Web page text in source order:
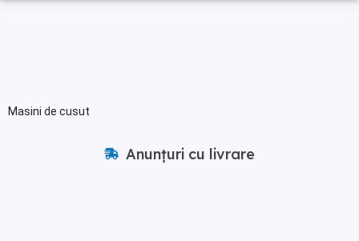
Masini de cusut
Anunțuri cu livrare